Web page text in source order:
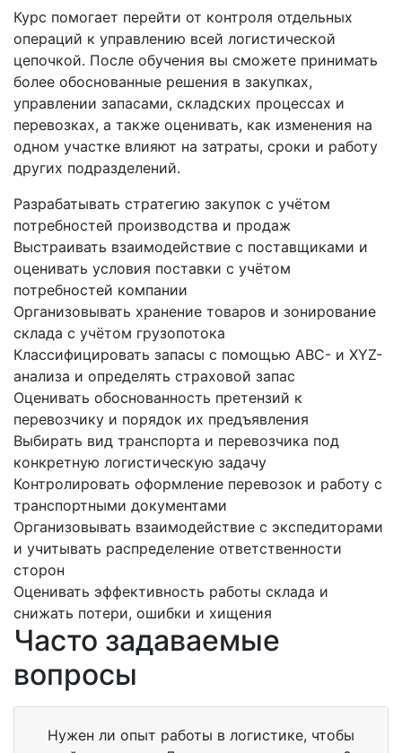
Курс помогает перейти от контроля отдельных
операций к управлению всей логистической
цепочкой. После обучения вы сможете принимать
более обоснованные решения в закупках,
управлении запасами, складских процессах и
перевозках, а также оценивать, как изменения на
одном участке влияют на затраты, сроки и работу
других подразделений.
Разрабатывать стратегию закупок с учётом
потребностей производства и продаж
Выстраивать взаимодействие с поставщиками и
оценивать условия поставки с учётом
потребностей компании
Организовывать хранение товаров и зонирование
склада с учётом грузопотока
Классифицировать запасы с помощью ABC- и XYZ-
анализа и определять страховой запас
Оценивать обоснованность претензий к
перевозчику и порядок их предъявления
Выбирать вид транспорта и перевозчика под
конкретную логистическую задачу
Контролировать оформление перевозок и работу с
транспортными документами
Организовывать взаимодействие с экспедиторами
и учитывать распределение ответственности
сторон
Оценивать эффективность работы склада и
снижать потери, ошибки и хищения
Часто задаваемые
вопросы
Нужен ли опыт работы в логистике, чтобы